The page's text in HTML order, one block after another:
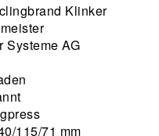
Klinker
Systeme AG
115/71 mm